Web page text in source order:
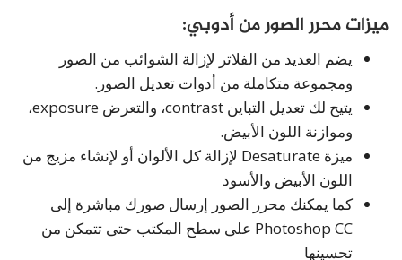
ميزات محرر الصور من أدوبي:
يضم العديد من الفلاتر لإزالة الشوائب من الصور
ومجموعة متكاملة من أدوات تعديل الصور.
يتيح لك تعديل التباين contrast، والتعرض exposure،
وموازنة اللون الأبيض.
ميزة Desaturate لإزالة كل الألوان أو لإنشاء مزيج من
اللون الأبيض والأسود
كما يمكنك محرر الصور إرسال صورك مباشرة إلى
Photoshop CC على سطح المكتب حتى تتمكن من
تحسينها